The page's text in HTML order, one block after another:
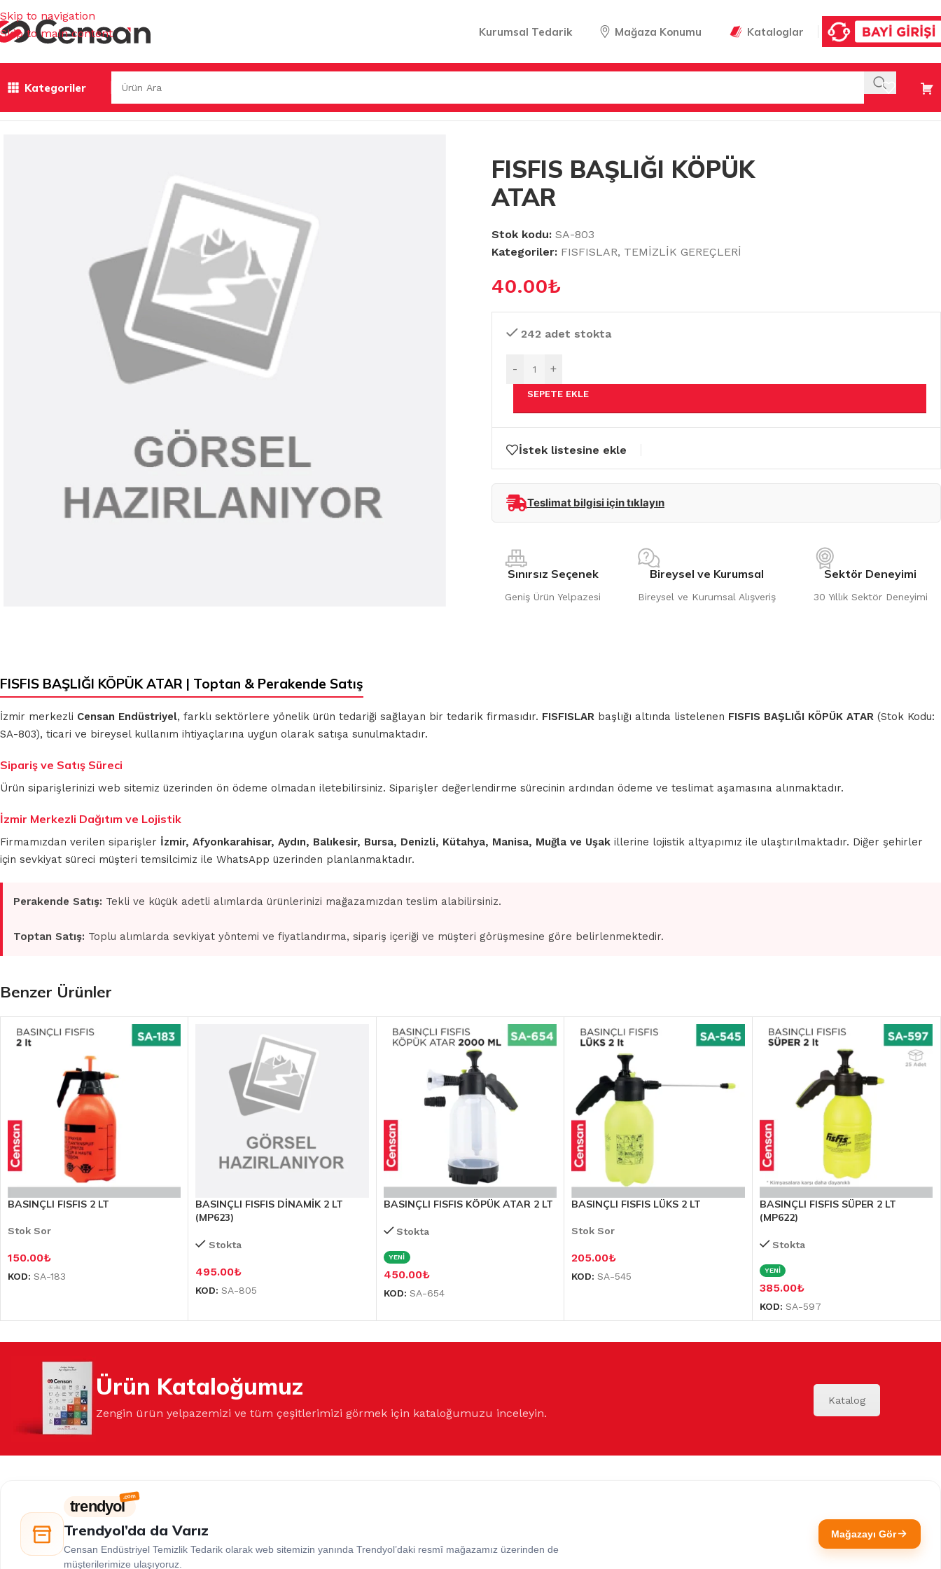
Skip to navigation
Skip to main content
Kurumsal Tedarik Mağaza Konumu Kataloglar
Kategoriler
TEMİZLİK BEZLERİ
TEMİZLİK BEZLERİ
MİKROFİBER OTO
GRUBU
TEMİZLİK GEREÇLERİ/FISFISLAR/FISFIS BAŞLIĞI KÖPÜK ATAR
FISFIS BAŞLIĞI KÖPÜK
ATAR
Stok kodu: SA-803
Kategoriler: FISFISLAR, TEMİZLİK GEREÇLERİ
40.00₺
242 adet stokta
- +
SEPETE EKLE
İstek listesine ekle
Teslimat bilgisi için tıklayın
Sınırsız Seçenek
Geniş Ürün Yelpazesi
Bireysel ve Kurumsal
Bireysel ve Kurumsal Alışveriş
Sektör Deneyimi
30 Yıllık Sektör Deneyimi
FISFIS BAŞLIĞI KÖPÜK ATAR | Toptan & Perakende Satış
İzmir merkezli Censan Endüstriyel, farklı sektörlere yönelik ürün tedariği sağlayan bir tedarik firmasıdır. FISFISLAR başlığı altında listelenen FISFIS BAŞLIĞI KÖPÜK ATAR (Stok Kodu:
SA-803), ticari ve bireysel kullanım ihtiyaçlarına uygun olarak satışa sunulmaktadır.
Sipariş ve Satış Süreci
Ürün siparişlerinizi web sitemiz üzerinden ön ödeme olmadan iletebilirsiniz. Siparişler değerlendirme sürecinin ardından ödeme ve teslimat aşamasına alınmaktadır.
İzmir Merkezli Dağıtım ve Lojistik
Firmamızdan verilen siparişler İzmir, Afyonkarahisar, Aydın, Balıkesir, Bursa, Denizli, Kütahya, Manisa, Muğla ve Uşak illerine lojistik altyapımız ile ulaştırılmaktadır. Diğer şehirler
için sevkiyat süreci müşteri temsilcimiz ile WhatsApp üzerinden planlanmaktadır.
Perakende Satış: Tekli ve küçük adetli alımlarda ürünlerinizi mağazamızdan teslim alabilirsiniz.
Toptan Satış: Toplu alımlarda sevkiyat yöntemi ve fiyatlandırma, sipariş içeriği ve müşteri görüşmesine göre belirlenmektedir.
Benzer Ürünler
BASINÇLI FISFIS 2 LT
Stok Sor
150.00₺
KOD: SA-183
BASINÇLI FISFIS DİNAMİK 2 LT
(MP623)
Stokta
495.00₺
KOD:SA-805
BASINÇLI FISFIS KÖPÜK ATAR 2 LT
Stokta
YENİ
450.00₺
KOD: SA-654
BASINÇLI FISFIS LÜKS 2 LT
Stok Sor
205.00₺
KOD:SA-545
BASINÇLI FISFIS SÜPER 2 LT
(MP622)
Stokta
YENİ
385.00₺
KOD: SA-597
Ürün Kataloğumuz
Zengin ürün yelpazemizi ve tüm çeşitlerimizi görmek için kataloğumuzu inceleyin.
Katalog
trendyol
Trendyol’da da Varız
Censan Endüstriyel Temizlik Tedarik olarak web sitemizin yanında Trendyol’daki resmî mağazamız üzerinden de
müşterilerimize ulaşıyoruz.
Mağazayı Gör